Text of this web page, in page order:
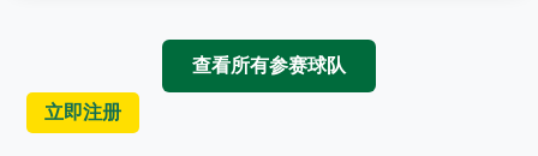
查看所有参赛球队
立即注册